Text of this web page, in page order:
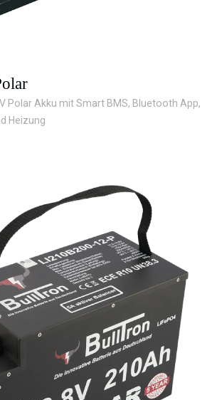
Polar Akku mit Smart BMS, Bluetooth App,
Heizung